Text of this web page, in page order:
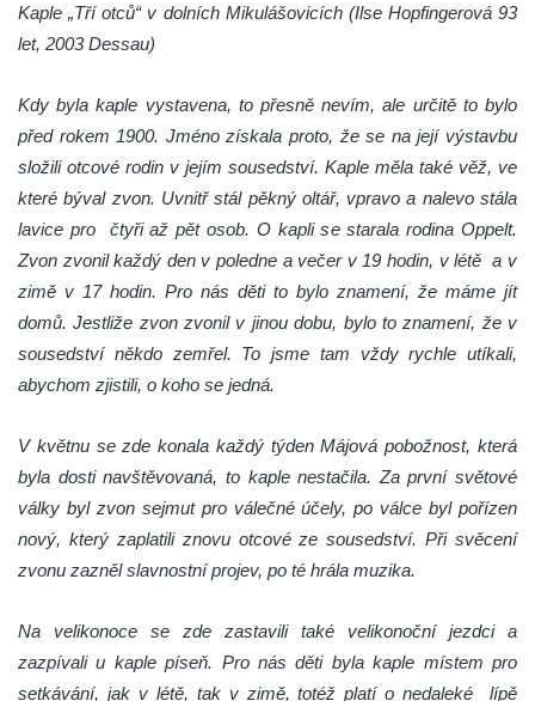
Kaple „Tří otců“ v dolních Mikulášovicích (Ilse Hopfingerová 93
let, 2003 Dessau)
Kdy byla kaple vystavena, to přesně nevím, ale určitě to bylo
před rokem 1900. Jméno získala proto, že se na její výstavbu
složili otcové rodin v jejím sousedství. Kaple měla také věž, ve
které býval zvon. Uvnitř stál pěkný oltář, vpravo a nalevo stála
lavice pro čtyři až pět osob. O kapli se starala rodina Oppelt.
Zvon zvonil každý den v poledne a večer v 19 hodin, v létě a v
zimě v 17 hodin. Pro nás děti to bylo znamení, že máme jít
domů. Jestliže zvon zvonil v jinou dobu, bylo to znamení, že v
sousedství někdo zemřel. To jsme tam vždy rychle utíkali,
abychom zjistili, o koho se jedná.
V květnu se zde konala každý týden Májová pobožnost, která
byla dosti navštěvovaná, to kaple nestačila. Za první světové
války byl zvon sejmut pro válečné účely, po válce byl pořízen
nový, který zaplatili znovu otcové ze sousedství. Při svěcení
zvonu zazněl slavnostní projev, po té hrála muzika.
Na velikonoce se zde zastavili také velikonoční jezdci a
zazpívali u kaple píseň. Pro nás děti byla kaple místem pro
setkávání, jak v létě, tak v zimě, totéž platí o nedaleké lípě